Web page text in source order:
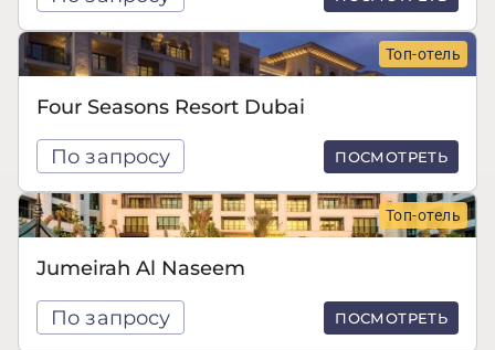
Топ-отель
Four Seasons Resort Dubai
По запросу ПОСМОТРЕТЬ
Топ-отель
Jumeirah Al Naseem
По запросу ПОСМОТРЕТЬ